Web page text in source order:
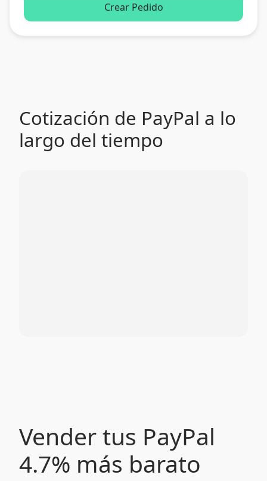
Crear Pedido
Cotización de PayPal a lo
largo del tiempo
Vender tus PayPal
4.7% más barato